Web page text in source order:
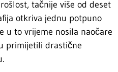
tačnije više od deset
otkriva jednu potpuno
u to vrijeme nosila naočare
primijetili drastične